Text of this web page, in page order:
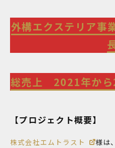
外構エクステリア
総売上 2021年か
【プロジェクト概要】
株式会社エムトラスト
様は